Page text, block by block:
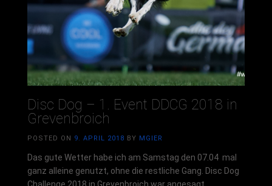
Disc Dog – 1. Event DDCG 2018 in
Grevenbroich
POSTED ON 9. APRIL 2018 BY MGIER
Das gute Wetter habe ich am Samstag den 07.04 mal
ganz alleine genutzt, ohne die restliche Gang. Disc Dog